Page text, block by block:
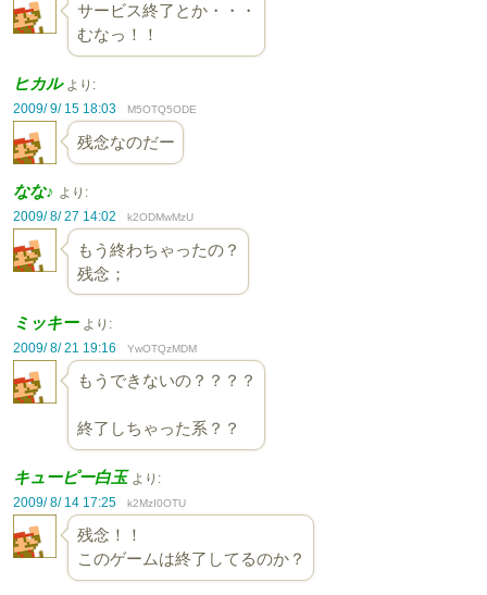
サービス終了とか・・・
むなっ！！
ヒカル より:
2009/ 9/ 15 18:03
M5OTQ5ODE
残念なのだー
なな♪ より:
2009/ 8/ 27 14:02
k2ODMwMzU
もう終わちゃったの？
残念；
ミッキー より:
2009/ 8/ 21 19:16
YwOTQzMDM
もうできないの？？？？
終了しちゃった系？？
キューピー白玉 より:
2009/ 8/ 14 17:25
k2MzI0OTU
残念！！
このゲームは終了してるのか？